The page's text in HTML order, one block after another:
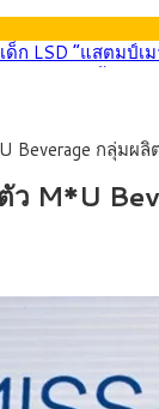
บาทสัปดาห์นี้
ทสัปดาห์นี้ซื้อขาย
งยนต์เศรษฐกิจใ
เด็ก LSD “แสตม
Beverage กลุ่ม
ว M*U